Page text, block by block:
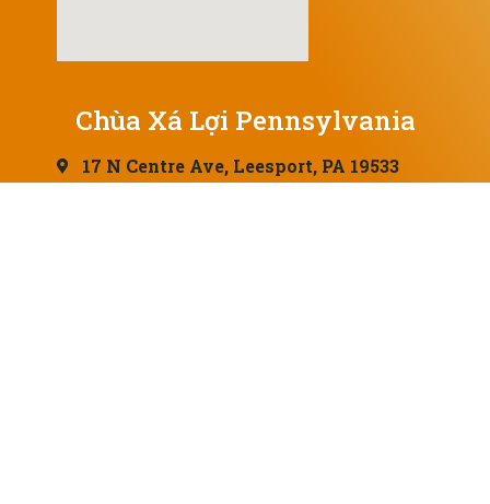
Chùa Xá Lợi Pennsylvania
17 N Centre Ave, Leesport, PA 19533